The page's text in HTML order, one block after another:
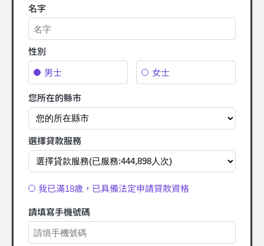
名字
性別
男士
女士
您所在的縣市
選擇貸款服務
我已滿18歲，已具備法定申請貸款資格
請填寫手機號碼